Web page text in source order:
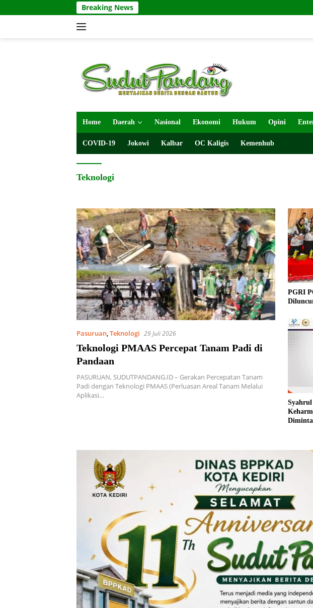
ke
Breaking News
Home Daerah Nasional Ekonomi Hukum Opini
COVID-19 Jokowi Kalbar OC Kaligis Kemenhub
Teknologi
Pasuruan,Teknologi 29 Juli 2026
Teknologi PMAAS Percepat Tanam Padi di
Pandaan
PASURUAN, SUDUTPANDANG.ID – Gerakan Percepatan Tanam
Padi dengan Teknologi PMAAS (Perluasan Areal Tanam Melalui
Aplikasi…
PGRI